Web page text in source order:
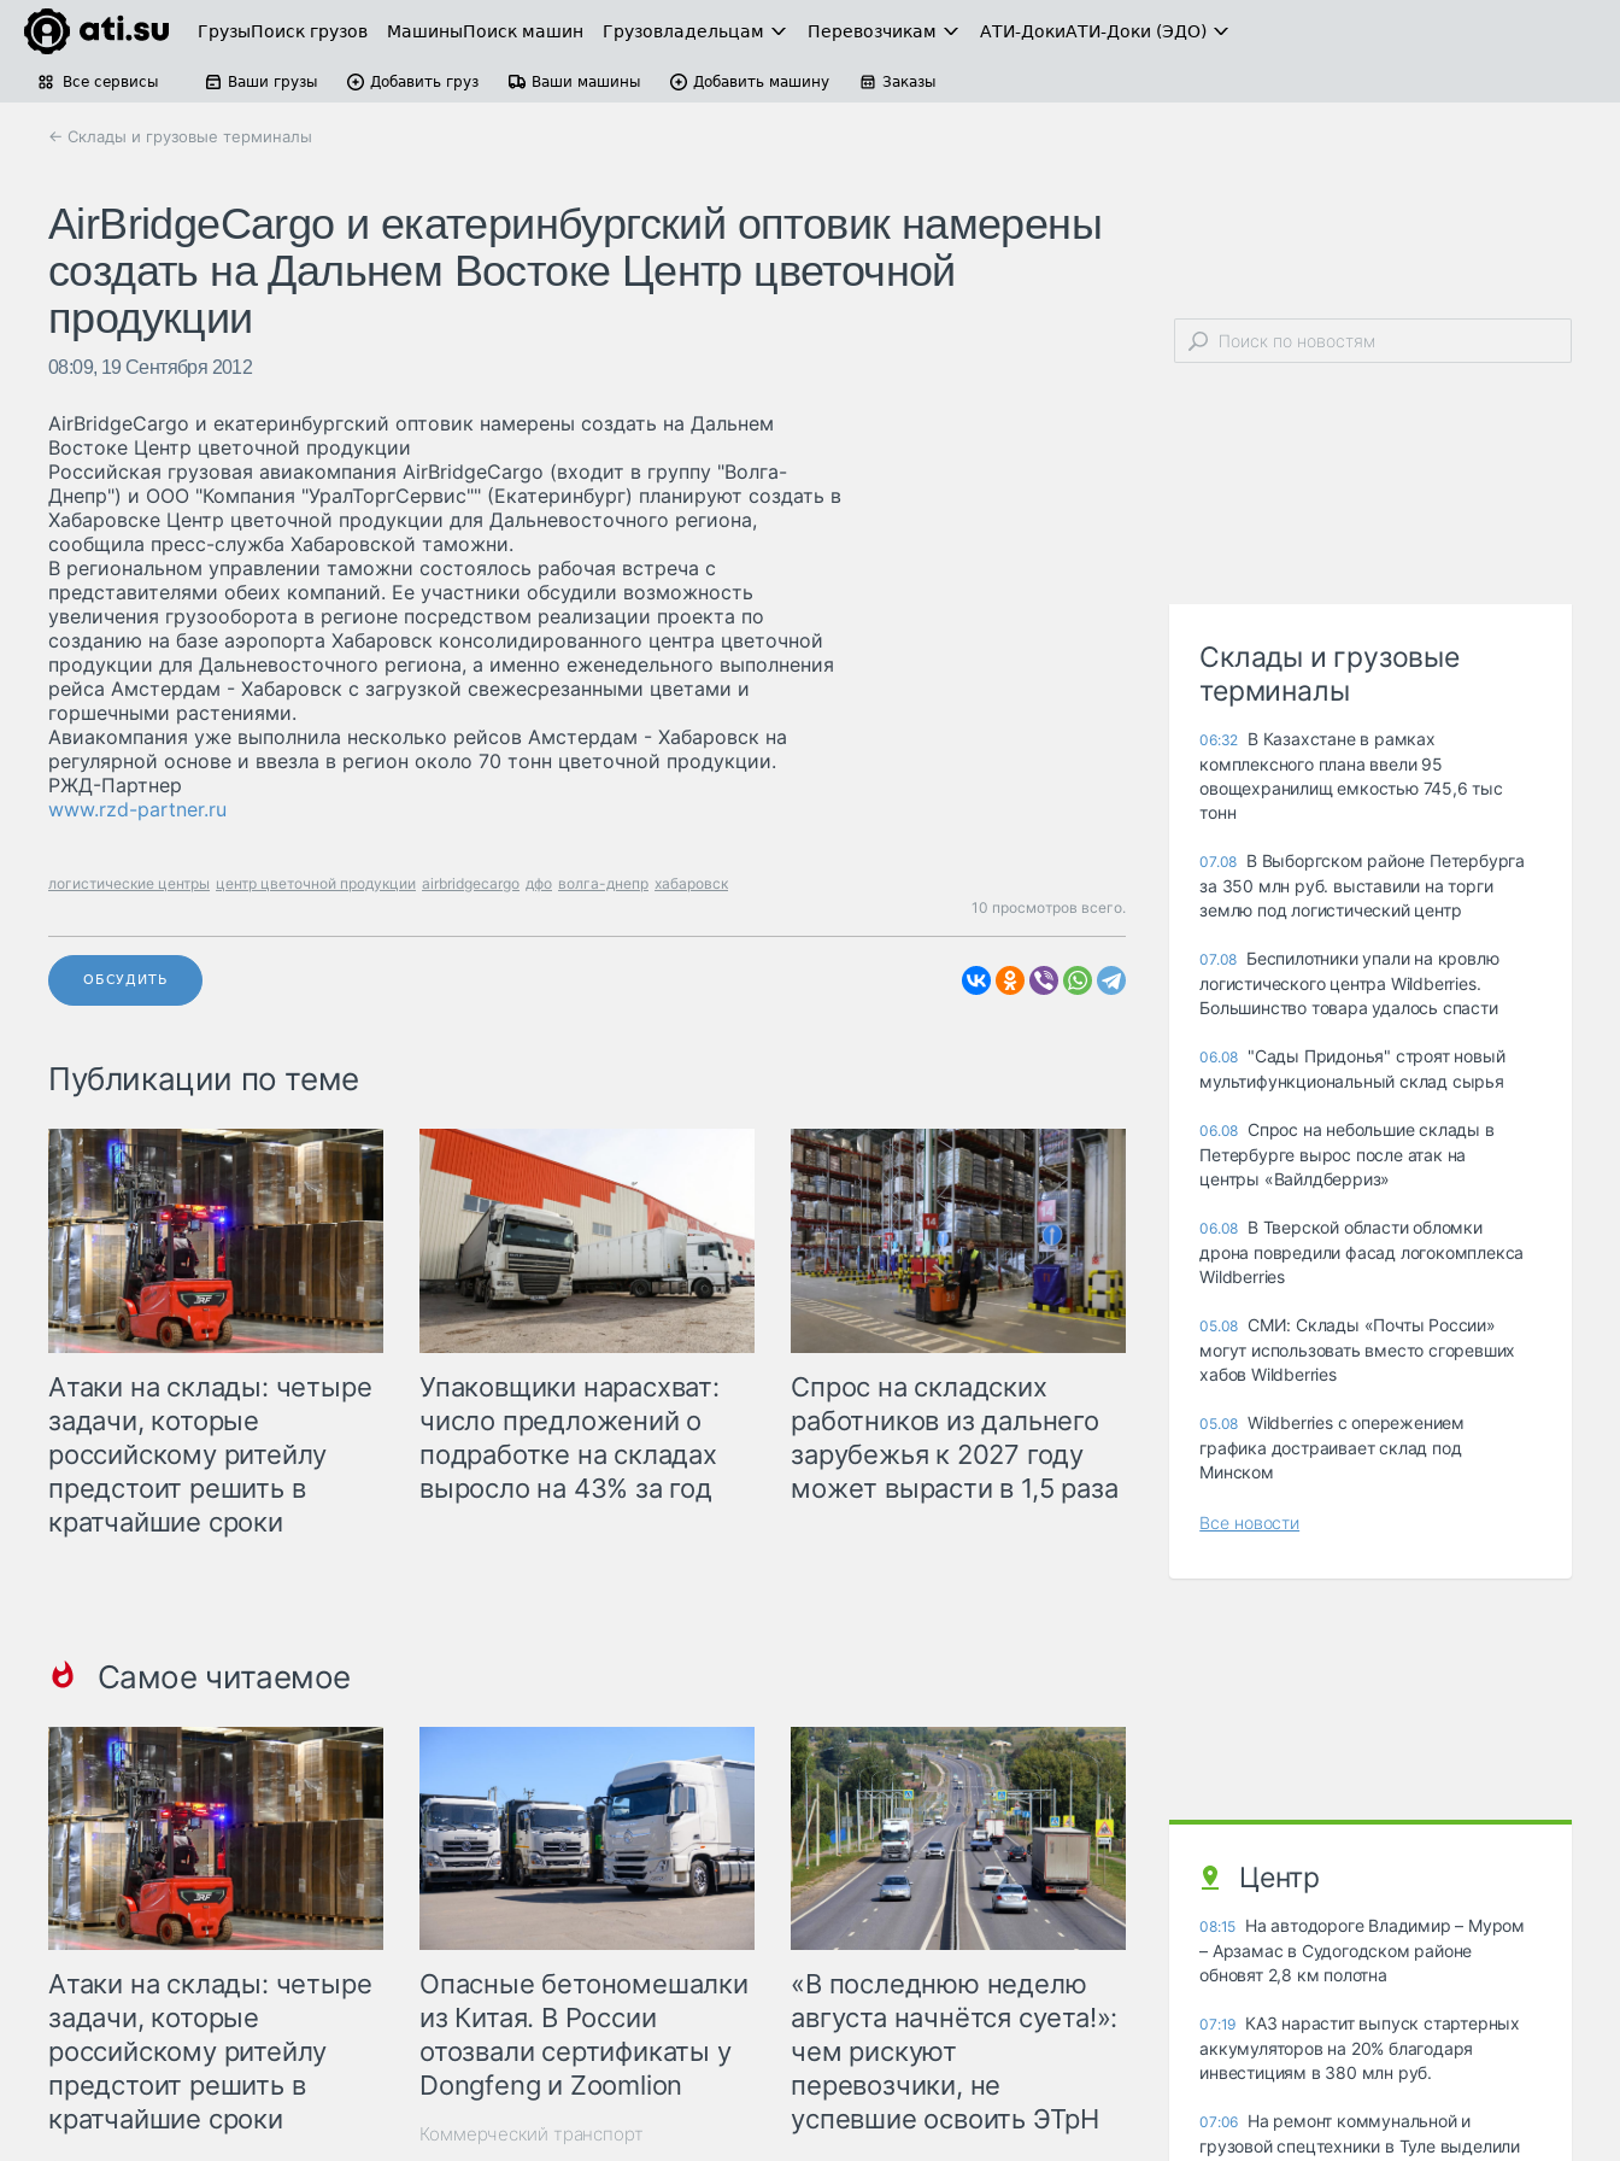
ГрузыПоиск грузов МашиныПоиск машин Грузовладельцам Перевозчикам АТИ-ДокиАТИ-Доки (ЭДО)
Все сервисы Ваши грузы Добавить груз Ваши машины Добавить машину Заказы
← Склады и грузовые терминалы
AirBridgeCargo и екатеринбургский оптовик намерены
создать на Дальнем Востоке Центр цветочной
продукции
08:09, 19 Сентября 2012
AirBridgeCargo и екатеринбургский оптовик намерены создать на Дальнем
Востоке Центр цветочной продукции
Российская грузовая авиакомпания AirBridgeCargo (входит в группу "Волга-
Днепр") и ООО "Компания "УралТоргСервис"" (Екатеринбург) планируют создать в
Хабаровске Центр цветочной продукции для Дальневосточного региона,
сообщила пресс-служба Хабаровской таможни.
В региональном управлении таможни состоялось рабочая встреча с
представителями обеих компаний. Ее участники обсудили возможность
увеличения грузооборота в регионе посредством реализации проекта по
созданию на базе аэропорта Хабаровск консолидированного центра цветочной
продукции для Дальневосточного региона, а именно еженедельного выполнения
рейса Амстердам - Хабаровск с загрузкой свежесрезанными цветами и
горшечными растениями.
Авиакомпания уже выполнила несколько рейсов Амстердам - Хабаровск на
регулярной основе и ввезла в регион около 70 тонн цветочной продукции.
РЖД-Партнер
www.rzd-partner.ru
логистические центры центр цветочной продукции airbridgecargo дфо волга-днепр хабаровск
10 просмотров всего.
ОБСУДИТЬ
Публикации по теме
Атаки на склады: четыре
задачи, которые
российскому ритейлу
предстоит решить в
кратчайшие сроки
Упаковщики нарасхват:
число предложений о
подработке на складах
выросло на 43% за год
Спрос на складских
работников из дальнего
зарубежья к 2027 году
может вырасти в 1,5 раза
Самое читаемое
Атаки на склады: четыре
задачи, которые
российскому ритейлу
предстоит решить в
кратчайшие сроки
Опасные бетономешалки
из Китая. В России
отозвали сертификаты у
Dongfeng и Zoomlion
Коммерческий транспорт
«В последнюю неделю
августа начнётся суета!»:
чем рискуют
перевозчики, не
успевшие освоить ЭТрН
Склады и грузовые
терминалы
06:32 В Казахстане в рамках
комплексного плана ввели 95
овощехранилищ емкостью 745,6 тыс
тонн
07.08 В Выборгском районе Петербурга
за 350 млн руб. выставили на торги
землю под логистический центр
07.08 Беспилотники упали на кровлю
логистического центра Wildberries.
Большинство товара удалось спасти
06.08 "Сады Придонья" строят новый
мультифункциональный склад сырья
06.08 Спрос на небольшие склады в
Петербурге вырос после атак на
центры «Вайлдберриз»
06.08 В Тверской области обломки
дрона повредили фасад логокомплекса
Wildberries
05.08 СМИ: Склады «Почты России»
могут использовать вместо сгоревших
хабов Wildberries
05.08 Wildberries с опережением
графика достраивает склад под
Минском
Все новости
Центр
08:15 На автодороге Владимир – Муром
– Арзамас в Судогодском районе
обновят 2,8 км полотна
07:19 КАЗ нарастит выпуск стартерных
аккумуляторов на 20% благодаря
инвестициям в 380 млн руб.
07:06 На ремонт коммунальной и
грузовой спецтехники в Туле выделили